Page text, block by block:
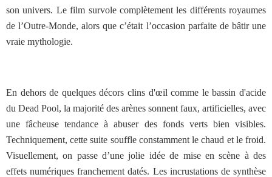
son univers. Le film survole complètement les différents royaumes
de l’Outre-Monde, alors que c’était l’occasion parfaite de bâtir une
vraie mythologie.
En dehors de quelques décors clins d'œil comme le bassin d'acide
du Dead Pool, la majorité des arènes sonnent faux, artificielles, avec
une fâcheuse tendance à abuser des fonds verts bien visibles.
Techniquement, cette suite souffle constamment le chaud et le froid.
Visuellement, on passe d’une jolie idée de mise en scène à des
effets numériques franchement datés. Les incrustations de synthèse